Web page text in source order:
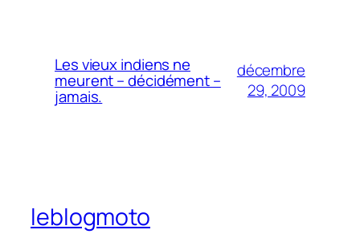
Les vieux indiens ne
meurent – décidément –
jamais.
décembre
29, 2009
leblogmoto